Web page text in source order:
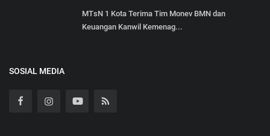
MTsN 1 Kota Terima Tim Monev BMN dan
Keuangan Kanwil Kemenag...
SOSIAL MEDIA